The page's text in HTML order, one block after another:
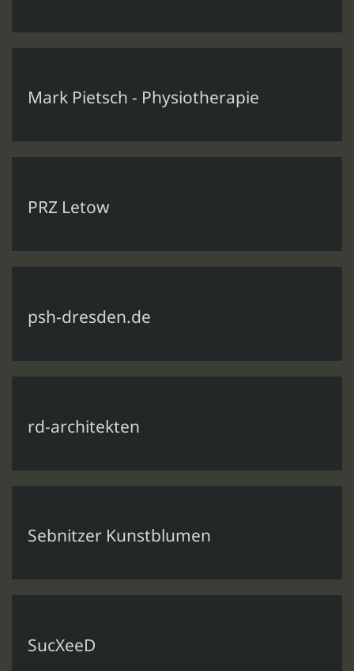
Mark Pietsch - Physiotherapie
PRZ Letow
psh-dresden.de
rd-architekten
Sebnitzer Kunstblumen
SucXeeD